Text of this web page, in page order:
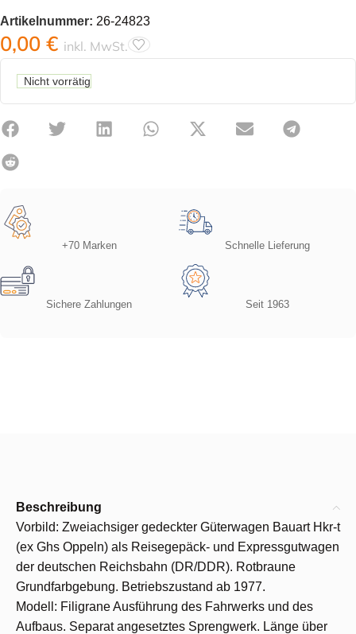
Artikelnummer: 26-24823
0,00 € inkl. MwSt.
Nicht vorrätig
+70 Marken Schnelle Lieferung
Sichere Zahlungen Seit 1963
Beschreibung
Vorbild: Zweiachsiger gedeckter Güterwagen Bauart Hkr-t
(ex Ghs Oppeln) als Reisegepäck- und Expressgutwagen
der deutschen Reichsbahn (DR/DDR). Rotbraune
Grundfarbgebung. Betriebszustand ab 1977.
Modell: Filigrane Ausführung des Fahrwerks und des
Aufbaus. Separat angesetztes Sprengwerk. Länge über